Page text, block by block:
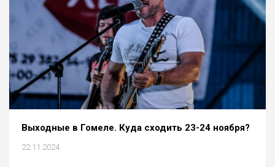
Выходные в Гомеле. Куда сходить 23-24 ноября?
22.11.2024